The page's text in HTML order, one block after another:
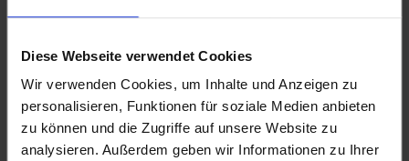
Diese Webseite verwendet Cookies
Wir verwenden Cookies, um Inhalte und Anzeigen zu
personalisieren, Funktionen für soziale Medien anbieten
zu können und die Zugriffe auf unsere Website zu
analysieren. Außerdem geben wir Informationen zu Ihrer
English Spirit
Neue Designs, neue
Inspiration von Altro